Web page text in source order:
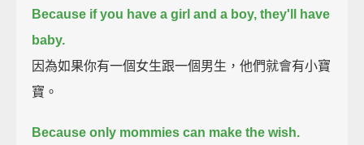
Because if you have a girl and a boy, they'll have
baby.
因為如果你有一個女生跟一個男生，他們就會有小寶
寶。
Because only mommies can make the wish.